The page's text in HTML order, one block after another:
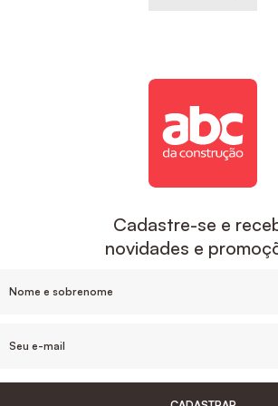
Cadastre-se e
novidades e